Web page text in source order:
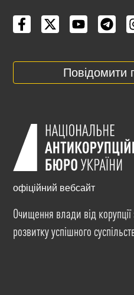
Повідомити
офіційний вебсайт
Очищення влади від
розвитку успішного